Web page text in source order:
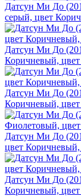
Датсун Ми До
серый, цвет
Датсун Ми До
Коричневый,
Датсун Ми До
Коричневый,
Датсун Ми До
цвет
Датсун Ми До
Коричневый,